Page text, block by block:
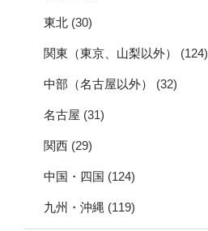
東北 (30)
関東（東京、山梨以外） (124)
中部（名古屋以外） (32)
名古屋 (31)
関西 (29)
中国・四国 (124)
九州・沖縄 (119)